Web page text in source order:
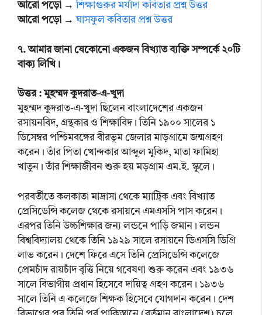
আরো পড়ো →শিক্ষাগুরুর মর্যাদা কবিতার প্রশ্ন উত্তর
আরো পড়ো →ঘাসফুল কবিতার প্রশ্ন উত্তর
৭. আমার জানা যেকোনো একজন বিখ্যাত ব্যক্তি সম্পর্কে ২০টি
বাক্য লিখি।
উত্তর : মুহম্মদ কুদরাত-এ-খুদা
মুহম্মদ কুদরাত-এ-খুদা ছিলেন বাংলাদেশের একজন
রসায়নবিদ, গ্রন্থকার ও শিক্ষাবিদ। তিনি ১৯০০ সালের ১
ডিসেম্বর পশ্চিমবঙ্গের বীরভূম জেলার মাড়গ্রামে জন্মগ্রহণ
করেন। তাঁর পিতা খোন্দকার আব্দুল মুকিদ, মাতা ফামিহা
খাতুন। তাঁর শিক্ষাজীবন শুরু হয় মড়গ্রাম এম.ই. স্কুলে।
পরবর্তীতে কলকাতা মাদ্রাসা থেকে ম্যাট্রিক এবং বিখ্যাত
প্রেসিডেন্সি কলেজ থেকে রসায়নে এমএসসি পাস করেন।
এরপর তিনি উচ্চশিক্ষার জন্য লন্ডনে পাড়ি জমান। লন্ডন
বিশ্ববিদ্যালয় থেকে তিনি ১৯২৯ সালে রসায়নে ডিএসসি ডিগ্রি
লাভ করেন। দেশে ফিরে এসে তিনি প্রেসিডেন্সি কলেজে
প্রেমচাঁদ রায়চাঁদ বৃত্তি নিয়ে গবেষণা শুরু করেন এবং ১৯৩৬
সালে বিভাগীয় প্রধান হিসেবে দায়িত্ব গ্রহণ করেন। ১৯৩৬
সালে তিনি এ কলেজে শিক্ষক হিসেবে যোগদান করেন। দেশ